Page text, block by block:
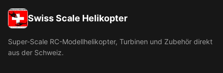
Swiss Scale Helikopter
Super-Scale RC-Modellhelikopter, Turbinen und Zubehör direkt
aus der Schweiz.